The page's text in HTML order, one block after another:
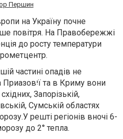
Першин
на Україну почне
повітря. На Правобережжі
до росту температури
частині опадів не
Приазовיִї та в Криму вони
східних, Запорізькій,
Сумській областях
.У решті регіонів вночі 6-
до 2° тепла.